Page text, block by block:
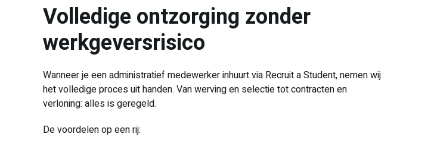
Volledige ontzorging zonder
werkgeversrisico
Wanneer je een administratief medewerker inhuurt via Recruit a Student, nemen wij
het volledige proces uit handen. Van werving en selectie tot contracten en
verloning: alles is geregeld.
De voordelen op een rij: